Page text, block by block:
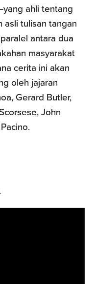
ahli tentang
tulisan tangan
antara dua
masyarakat
cerita ini akan
oleh jajaran
Gerard Butler,
John